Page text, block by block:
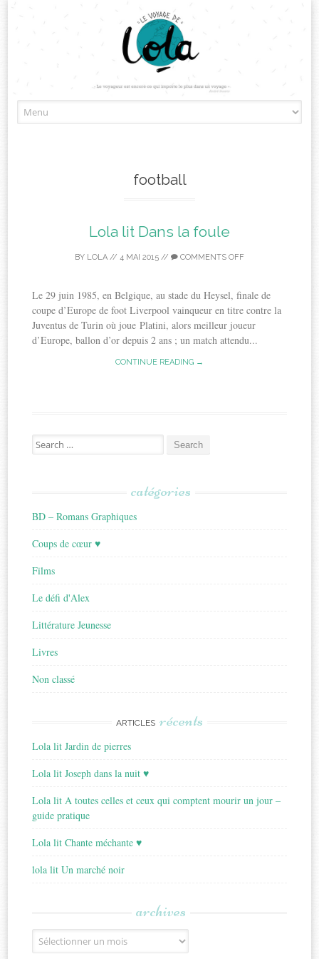
to
football
Lola lit Dans la foule
BY LOLA // 4 MAI 2015 // COMMENTS OFF
Le 29 juin 1985, en Belgique, au stade du Heysel, finale de
coupe d’Europe de foot Liverpool vainqueur en titre contre la
Juventus de Turin où joue Platini, alors meilleur joueur
d’Europe, ballon d’or depuis 2 ans ; un match attendu...
CONTINUE READING →
Search
for:
catégories
BD – Romans Graphiques
Coups de cœur ♥
Films
Le défi d'Alex
Littérature Jeunesse
Livres
Non classé
ARTICLES récents
Lola lit Jardin de pierres
Lola lit Joseph dans la nuit ♥
Lola lit A toutes celles et ceux qui comptent mourir un jour –
guide pratique
Lola lit Chante méchante ♥
lola lit Un marché noir
archives
Archives